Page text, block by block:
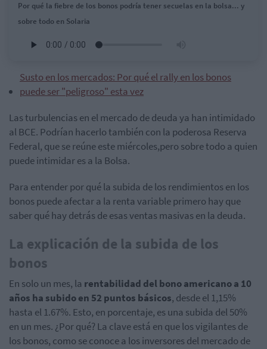
Por qué la fiebre de los bonos podría tener secuelas en la bolsa... y
sobre todo en Solaria
Susto en los mercados: Por qué el rally en los bonos
puede ser "peligroso" esta vez
Las turbulencias en el mercado de deuda ya han intimidado
al BCE. Podrían hacerlo también con la poderosa Reserva
Federal, que se reúne este miércoles,pero sobre todo a quien
puede intimidar es a la Bolsa.
Para entender por qué la subida de los rendimientos en los
bonos puede afectar a la renta variable primero hay que
saber qué hay detrás de esas ventas masivas en la deuda.
La explicación de la subida de los
bonos
En solo un mes, la rentabilidad del bono americano a 10
años ha subido en 52 puntos básicos, desde el 1,15%
hasta el 1.67%. Esto, en porcentaje, es una subida del 50%
en un mes. ¿Por qué? La clave está en que los vigilantes de
los bonos, como se conoce a los inversores del mercado de